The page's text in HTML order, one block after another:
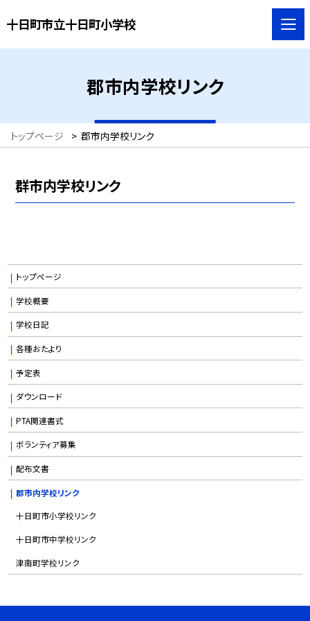
十日町市立十日町小学校
郡市内学校リンク
トップページ > 郡市内学校リンク
群市内学校リンク
トップページ
学校概要
学校日記
各種おたより
予定表
ダウンロード
PTA関連書式
ボランティア募集
配布文書
郡市内学校リンク
十日町市小学校リンク
十日町市中学校リンク
津南町学校リンク